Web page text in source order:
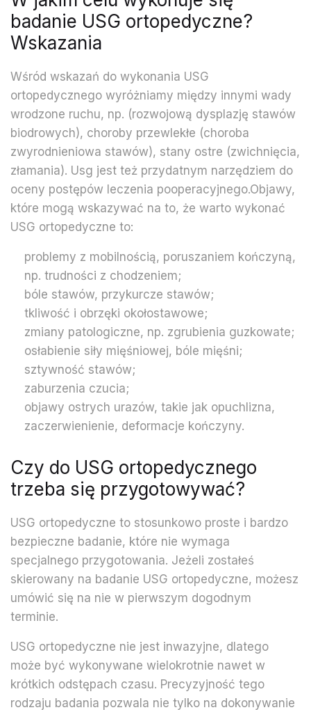
badanie USG ortopedyczne?
Wskazania
Wśród wskazań do wykonania USG
ortopedycznego wyróżniamy między innymi wady
wrodzone ruchu, np. (rozwojową dysplazję stawów
biodrowych), choroby przewlekłe (choroba
zwyrodnieniowa stawów), stany ostre (zwichnięcia,
złamania). Usg jest też przydatnym narzędziem do
oceny postępów leczenia pooperacyjnego.Objawy,
które mogą wskazywać na to, że warto wykonać
USG ortopedyczne to:
problemy z mobilnością, poruszaniem kończyną,
np. trudności z chodzeniem;
bóle stawów, przykurcze stawów;
tkliwość i obrzęki okołostawowe;
zmiany patologiczne, np. zgrubienia guzkowate;
osłabienie siły mięśniowej, bóle mięśni;
sztywność stawów;
zaburzenia czucia;
objawy ostrych urazów, takie jak opuchlizna,
zaczerwienienie, deformacje kończyny.
Czy do USG ortopedycznego
trzeba się przygotowywać?
USG ortopedyczne to stosunkowo proste i bardzo
bezpieczne badanie, które nie wymaga
specjalnego przygotowania. Jeżeli zostałeś
skierowany na badanie USG ortopedyczne, możesz
umówić się na nie w pierwszym dogodnym
terminie.
USG ortopedyczne nie jest inwazyjne, dlatego
może być wykonywane wielokrotnie nawet w
krótkich odstępach czasu. Precyzyjność tego
rodzaju badania pozwala nie tylko na dokonywanie